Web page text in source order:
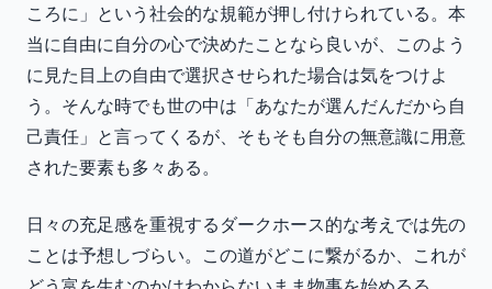
ころに」という社会的な規範が押し付けられている。本
当に自由に自分の心で決めたことなら良いが、このよう
に見た目上の自由で選択させられた場合は気をつけよ
う。そんな時でも世の中は「あなたが選んだんだから自
己責任」と言ってくるが、そもそも自分の無意識に用意
された要素も多々ある。
日々の充足感を重視するダークホース的な考えでは先の
ことは予想しづらい。この道がどこに繋がるか、これが